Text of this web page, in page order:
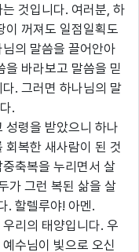
것입니다. 여러분, 하
이 꺼져도 일점일획도
의 말씀을 끌어안아
을 바라보고 말씀을 믿
. 그러면 하나님의 말
.
성령을 받았으니 하나
회복한 새사람이 된 것
축복을 누리면서 살
가 그런 복된 삶을 살
. 할렐루야! 아멘.
리의 태양입니다. 우
수님이 빛으로 오신